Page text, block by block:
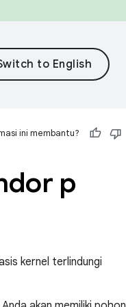
ini membantu?
p
kernel terlindungi